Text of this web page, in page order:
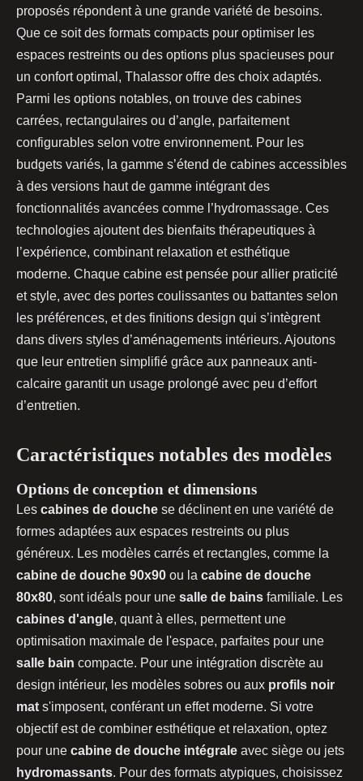
proposés répondent à une grande variété de besoins.
Que ce soit des formats compacts pour optimiser les
espaces restreints ou des options plus spacieuses pour
un confort optimal, Thalassor offre des choix adaptés.
Parmi les options notables, on trouve des cabines
carrées, rectangulaires ou d’angle, parfaitement
configurables selon votre environnement. Pour les
budgets variés, la gamme s’étend de cabines accessibles
à des versions haut de gamme intégrant des
fonctionnalités avancées comme l’hydromassage. Ces
technologies ajoutent des bienfaits thérapeutiques à
l’expérience, combinant relaxation et esthétique
moderne. Chaque cabine est pensée pour allier praticité
et style, avec des portes coulissantes ou battantes selon
les préférences, et des finitions design qui s’intègrent
dans divers styles d’aménagements intérieurs. Ajoutons
que leur entretien simplifié grâce aux panneaux anti-
calcaire garantit un usage prolongé avec peu d’effort
d’entretien.
Caractéristiques notables des modèles
Options de conception et dimensions
Les cabines de douche se déclinent en une variété de
formes adaptées aux espaces restreints ou plus
généreux. Les modèles carrés et rectangles, comme la
cabine de douche 90x90 ou la cabine de douche
80x80, sont idéals pour une salle de bains familiale. Les
cabines d'angle, quant à elles, permettent une
optimisation maximale de l'espace, parfaites pour une
salle bain compacte. Pour une intégration discrète au
design intérieur, les modèles sobres ou aux profils noir
mat s'imposent, conférant un effet moderne. Si votre
objectif est de combiner esthétique et relaxation, optez
pour une cabine de douche intégrale avec siège ou jets
hydromassants. Pour des formats atypiques, choisissez